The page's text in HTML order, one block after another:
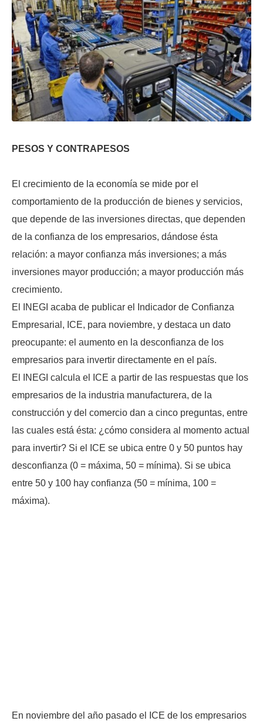
PESOS Y CONTRAPESOS
El crecimiento de la economía se mide por el
comportamiento de la producción de bienes y servicios,
que depende de las inversiones directas, que dependen
de la confianza de los empresarios, dándose ésta
relación: a mayor confianza más inversiones; a más
inversiones mayor producción; a mayor producción más
crecimiento.
El INEGI acaba de publicar el Indicador de Confianza
Empresarial, ICE, para noviembre, y destaca un dato
preocupante: el aumento en la desconfianza de los
empresarios para invertir directamente en el país.
El INEGI calcula el ICE a partir de las respuestas que los
empresarios de la industria manufacturera, de la
construcción y del comercio dan a cinco preguntas, entre
las cuales está ésta: ¿cómo considera al momento actual
para invertir? Si el ICE se ubica entre 0 y 50 puntos hay
desconfianza (0 = máxima, 50 = mínima). Si se ubica
entre 50 y 100 hay confianza (50 = mínima, 100 =
máxima).
En noviembre del año pasado el ICE de los empresarios